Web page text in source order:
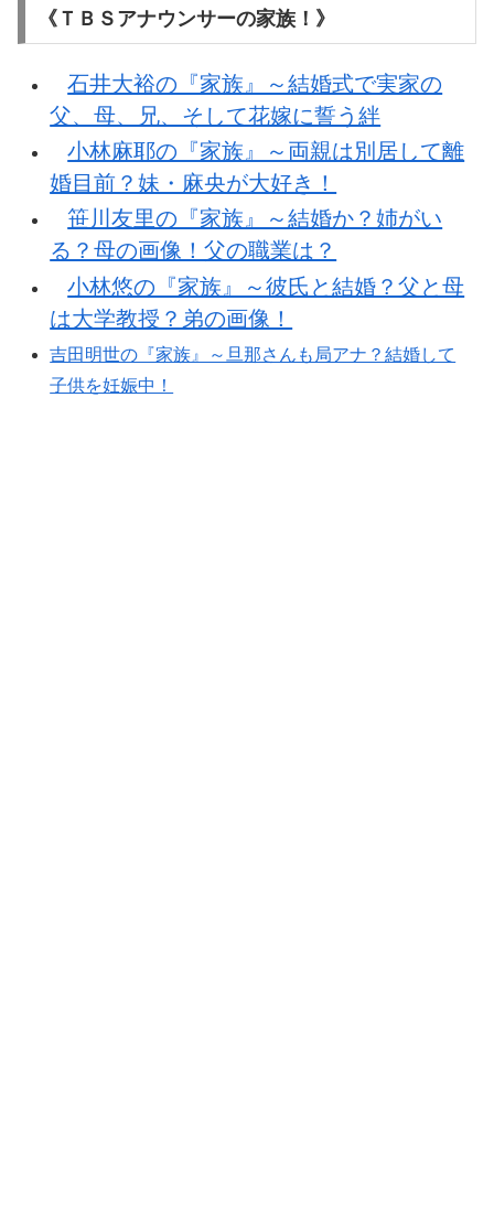
《ＴＢＳアナウンサーの家族！》
石井大裕の『家族』～結婚式で実家の
父、母、兄、そして花嫁に誓う絆
小林麻耶の『家族』～両親は別居して離
婚目前？妹・麻央が大好き！
笹川友里の『家族』～結婚か？姉がい
る？母の画像！父の職業は？
小林悠の『家族』～彼氏と結婚？父と母
は大学教授？弟の画像！
吉田明世の『家族』～旦那さんも局アナ？結婚して
子供を妊娠中！